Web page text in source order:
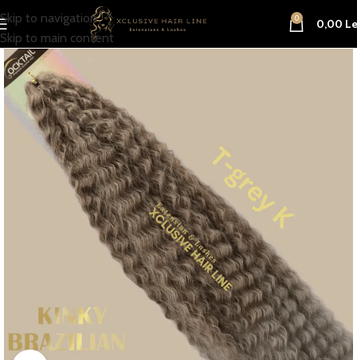
Skip to navigation
Skip to main content
0 0,00